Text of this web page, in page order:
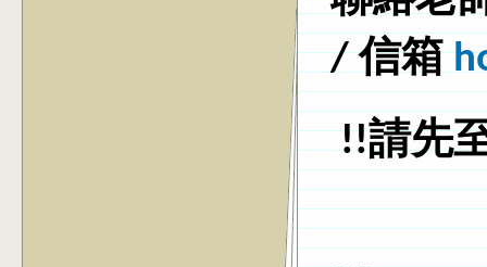
/ 信箱
!!請先